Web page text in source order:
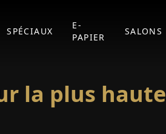
SPÉCIAUX
E-
PAPIER
SALONS
la plus haute